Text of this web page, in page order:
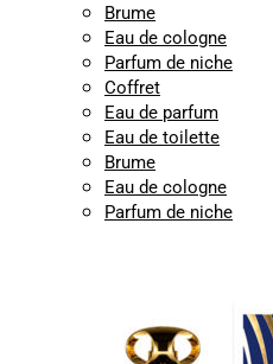
Brume
Eau de cologne
Parfum de niche
Coffret
Eau de parfum
Eau de toilette
Brume
Eau de cologne
Parfum de niche